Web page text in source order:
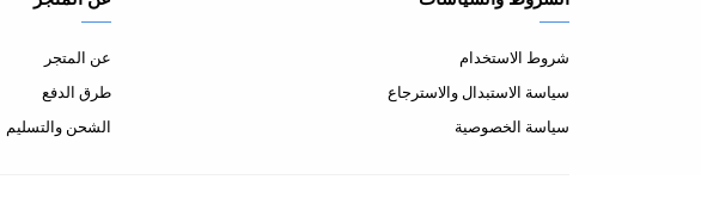
شروط الاستخدام
سياسة الاستبدال والاسترجاع
سياسة الخصوصية
عن المتجر
طرق الدفع
الشحن والتسليم